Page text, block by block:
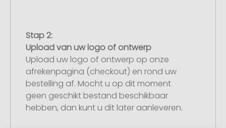
Stap 2:
Upload van uw logo of ontwerp
Upload uw logo of ontwerp op onze
afrekenpagina (checkout) en rond uw
bestelling af. Mocht u op dit moment
geen geschikt bestand beschikbaar
hebben, dan kunt u dit later aanleveren.